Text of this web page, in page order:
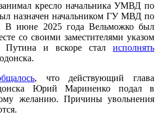
кресло начальника УМВД по
назначен начальником ГУ МВД по
В июне 2025 года Вельможко был
со своими заместителями указом
Путина и вскоре стал исполнять
, что действующий глава
Юрий Мариненко подал в
желанию. Причины увольнения